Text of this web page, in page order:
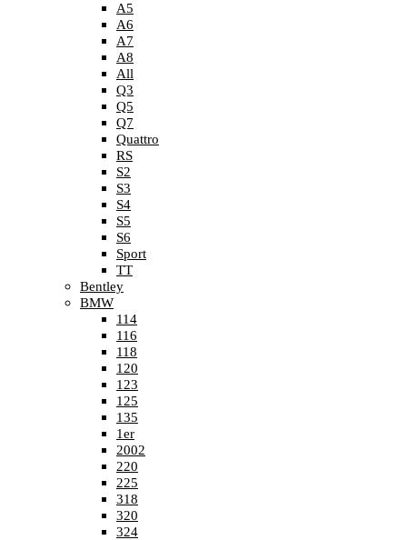
A5
A6
A7
A8
All
Q3
Q5
Q7
Quattro
RS
S2
S3
S4
S5
S6
Sport
TT
Bentley
BMW
114
116
118
120
123
125
135
1er
2002
220
225
318
320
324